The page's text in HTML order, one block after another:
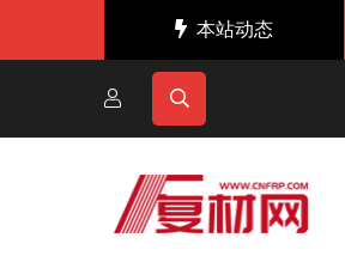
本站动态